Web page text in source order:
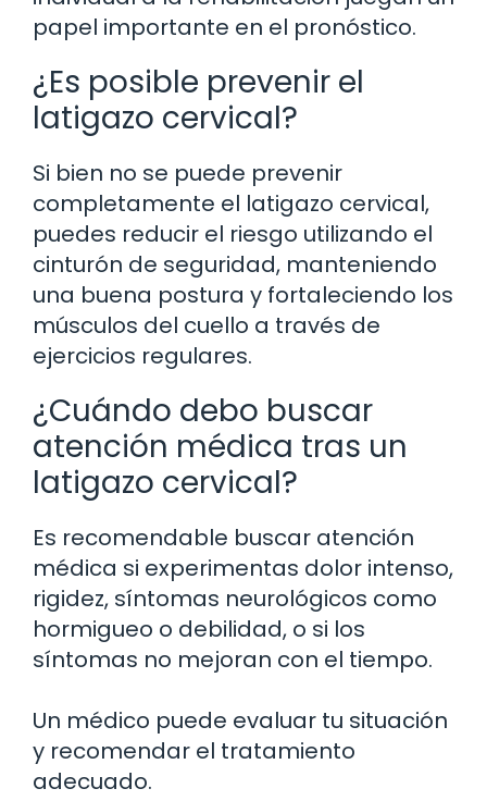
papel importante en el pronóstico.
¿Es posible prevenir el
latigazo cervical?
Si bien no se puede prevenir
completamente el latigazo cervical,
puedes reducir el riesgo utilizando el
cinturón de seguridad, manteniendo
una buena postura y fortaleciendo los
músculos del cuello a través de
ejercicios regulares.
¿Cuándo debo buscar
atención médica tras un
latigazo cervical?
Es recomendable buscar atención
médica si experimentas dolor intenso,
rigidez, síntomas neurológicos como
hormigueo o debilidad, o si los
síntomas no mejoran con el tiempo.
Un médico puede evaluar tu situación
y recomendar el tratamiento
adecuado.